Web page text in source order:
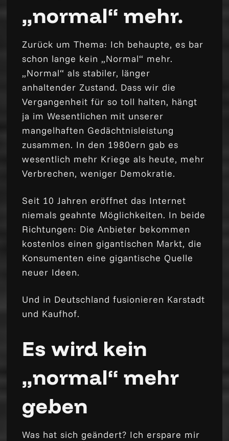
„normal“ mehr.
Zurück um Thema: Ich behaupte, es bar
schon lange kein „Normal“ mehr.
„Normal“ als stabiler, länger
anhaltender Zustand. Dass wir die
Vergangenheit für so toll halten, hängt
ja im Wesentlichen mit unserer
mangelhaften Gedächtnisleistung
zusammen. In den 1980ern gab es
wesentlich mehr Kriege als heute, mehr
Verbrechen, weniger Demokratie.
Seit 10 Jahren eröffnet das Internet
niemals geahnte Möglichkeiten. In beide
Richtungen: Die Anbieter bekommen
kostenlos einen gigantischen Markt, die
Konsumenten eine gigantische Quelle
neuer Ideen.
Und in Deutschland fusionieren Karstadt
und Kaufhof.
Es wird kein
„normal“ mehr
geben
Was hat sich geändert? Ich erspare mir